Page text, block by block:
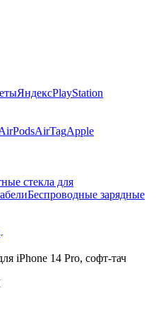
ЯндексPlayStation
AirTagApple
стекла для
Беспроводные зарядные
iPhone 14 Pro, софт-тач